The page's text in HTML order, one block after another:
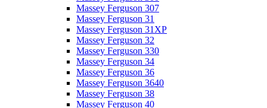
Massey Ferguson 307
Massey Ferguson 31
Massey Ferguson 31XP
Massey Ferguson 32
Massey Ferguson 330
Massey Ferguson 34
Massey Ferguson 36
Massey Ferguson 3640
Massey Ferguson 38
Massey Ferguson 40